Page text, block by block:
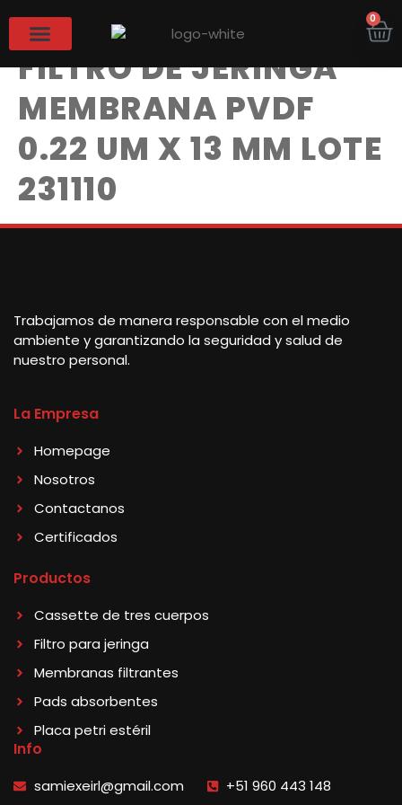
0
CERTIFICADO –
FILTRO DE JERINGA
MEMBRANA PVDF
0.22 UM X 13 MM LOTE
231110
Trabajamos de manera responsable con el medio
ambiente y garantizando la seguridad y salud de
nuestro personal.
La Empresa
Homepage
Nosotros
Contactanos
Certificados
Productos
Cassette de tres cuerpos
Filtro para jeringa
Membranas filtrantes
Pads absorbentes
Placa petri estéril
Info
samiexeirl@gmail.com +51 960 443 148